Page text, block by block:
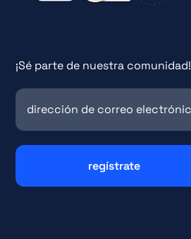
¡Sé parte de nuestra comunidad!